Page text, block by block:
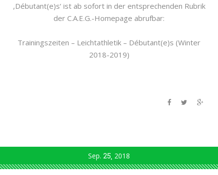
‚Débutant(e)s‘ ist ab sofort in der entsprechenden Rubrik
der C.A.E.G.-Homepage abrufbar:
Trainingszeiten – Leichtathletik – Débutant(e)s (Winter
2018-2019)
Sep. 25 2018